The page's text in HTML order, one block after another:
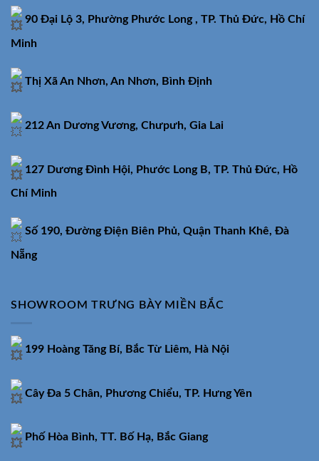
90 Đại Lộ 3, Phường Phước Long , TP. Thủ Đức, Hồ Chí
Minh
Thị Xã An Nhơn, An Nhơn, Bình Định
212 An Dương Vương, Chưpưh, Gia Lai
127 Dương Đình Hội, Phước Long B, TP. Thủ Đức, Hồ
Chí Minh
Số 190, Đường Điện Biên Phủ, Quận Thanh Khê, Đà
Nẵng
SHOWROOM TRƯNG BÀY MIỀN BẮC
199 Hoàng Tăng Bí, Bắc Từ Liêm, Hà Nội
Cây Đa 5 Chân, Phương Chiểu, TP. Hưng Yên
Phố Hòa Bình, TT. Bố Hạ, Bắc Giang